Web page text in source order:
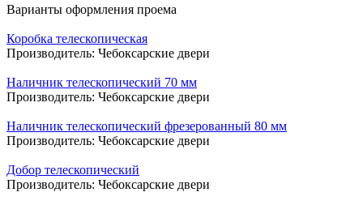
Варианты оформления проема
Коробка телескопическая
Производитель: Чебоксарские двери
Наличник телескопический 70 мм
Производитель: Чебоксарские двери
Наличник телескопический фрезерованный 80 мм
Производитель: Чебоксарские двери
Добор телескопический
Производитель: Чебоксарские двери